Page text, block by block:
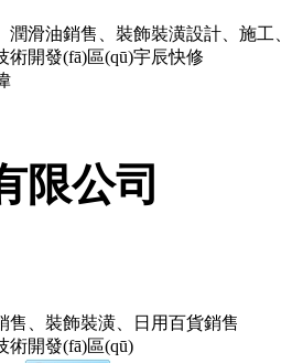
潤滑油銷售、裝飾裝潢設計、施工
術開發(fā)區(qū)宇辰快修
限公司
售、裝飾裝潢、日用百貨銷售
術開發(fā)區(qū)